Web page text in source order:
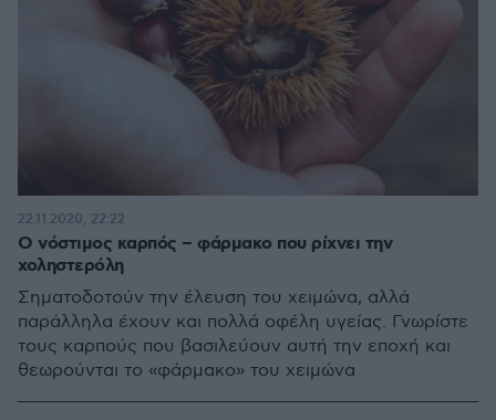
Ο νόστιμος καρπός – φάρμακο που ρίχνει την
χοληστερόλη
Σηματοδοτούν την έλευση του χειμώνα, αλλά
παράλληλα έχουν και πολλά οφέλη υγείας. Γνωρίστε
τους καρπούς που βασιλεύουν αυτή την εποχή και
θεωρούνται το «φάρμακο» του χειμώνα
22.11.2020, 22:22